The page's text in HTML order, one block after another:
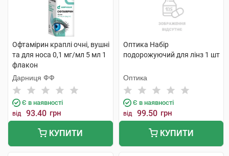
Офтамірин краплі очні, вушні
та для носа 0,1 мг/мл 5 мл 1
флакон
Дарниця ФФ
Є в наявності
від 93.40 грн
КУПИТИ
Оптика Набір
подорожуючий для лінз 1 шт
Оптика
Є в наявності
від 99.50 грн
КУПИТИ